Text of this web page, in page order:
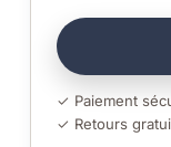
✓ Paiement
✓ Retours